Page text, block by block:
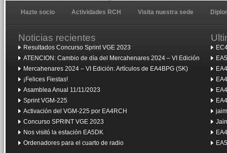
Hazte socio Actividades RCH Visita nuestra sede
Noticias recientes
Resultados Concurso Sprint VGE 2023
ATENCION: Cambio de día del Mercahenares 2024 – VI Edición
Mercahenares 2024 – VI Edición: Artículos de EA4BPG (SK)
¡Felices Fiestas!
Asamblea Anual 11/11/2023
Sprint VGM-225
Activación del VGM-225 por EA4RCH
Concurso SPRINT VGE 2023
Nos visitó la estación EA5DK
Ordenadores para el cuarto de radio